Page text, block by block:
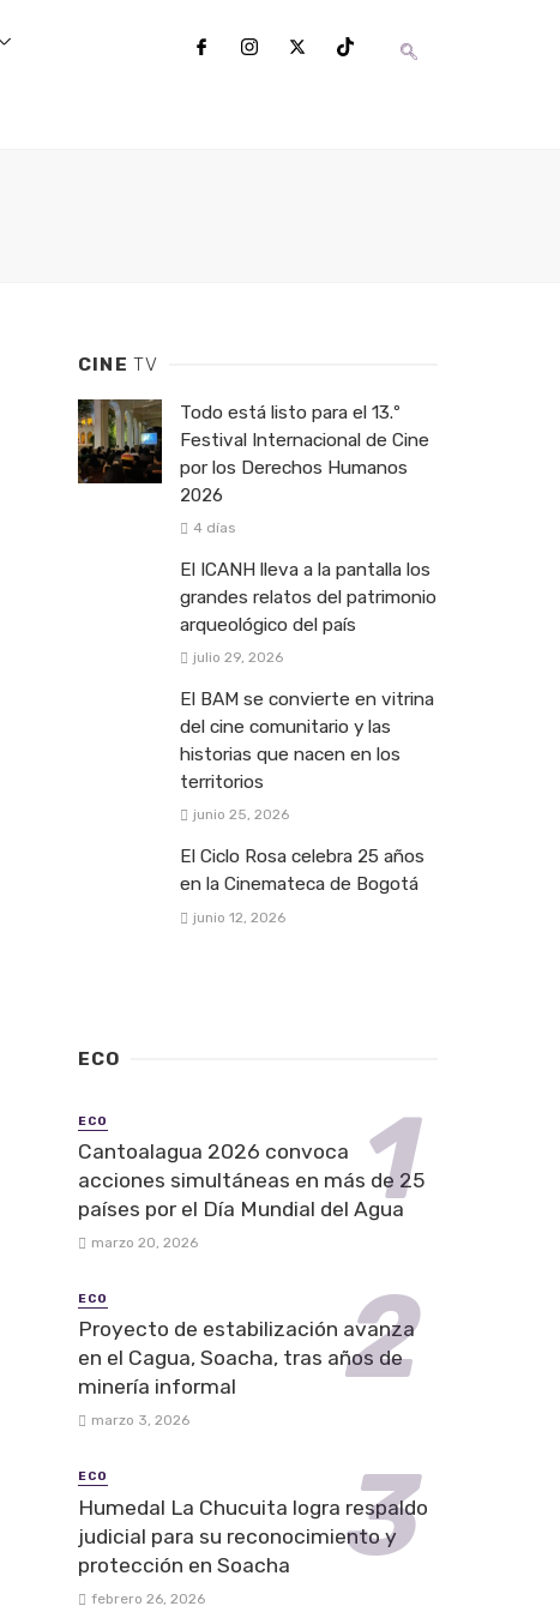
CINETV
Todo está listo para el 13.º
Festival Internacional de Cine
por los Derechos Humanos
2026
4 días
El ICANH lleva a la pantalla los
grandes relatos del patrimonio
arqueológico del país
julio 29, 2026
El BAM se convierte en vitrina
del cine comunitario y las
historias que nacen en los
territorios
junio 25, 2026
El Ciclo Rosa celebra 25 años
en la Cinemateca de Bogotá
junio 12, 2026
ECO
ECO
Cantoalagua 2026 convoca
acciones simultáneas en más de 25
países por el Día Mundial del Agua
marzo 20, 2026
ECO
Proyecto de estabilización avanza
en el Cagua, Soacha, tras años de
minería informal
marzo 3, 2026
ECO
Humedal La Chucuita logra respaldo
judicial para su reconocimiento y
protección en Soacha
febrero 26, 2026